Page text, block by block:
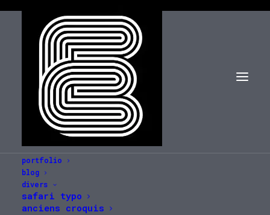
portfolio
blog
divers
safari typo
anciens croquis